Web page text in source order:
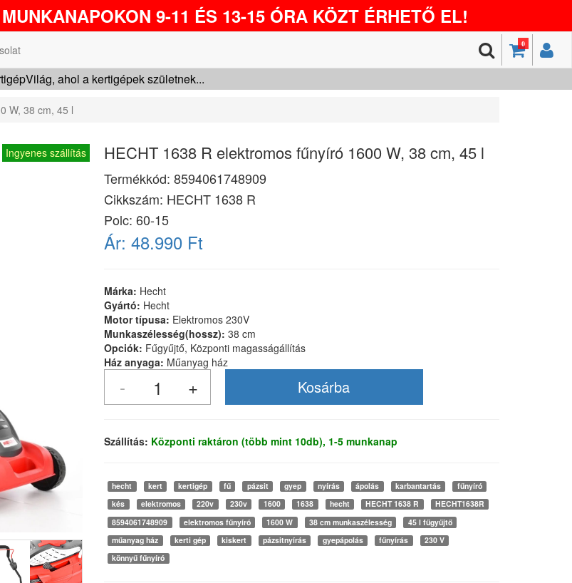
9-11 ÉS 13-15 ÓRA KÖZT ÉRHETŐ EL!
0
ahol a kertigépek születnek...
W, 38 cm, 45 l
Ingyenes szállítás HECHT 1638 R elektromos fűnyíró 1600 W, 38 cm, 45 l
Termékkód: 8594061748909
Cikkszám: HECHT 1638 R
Polc: 60-15
Ár: 48.990 Ft
Márka: Hecht
Gyártó: Hecht
Motor típusa: Elektromos 230V
Munkaszélesség(hossz): 38 cm
Opciók: Fűgyűjtő, Központi magasságállítás
Ház anyaga: Műanyag ház
Szállítás: Központi raktáron (több mint 10db), 1-5 munkanap
hecht kert kertigép fű pázsit gyep nyírás ápolás karbantartás
fűnyíró
kés
elektromos 220v 230v 1600 1638 hecht HECHT 1638 R
HECHT1638R
8594061748909
elektromos fűnyíró 1600 W 38 cm munkaszélesség
45 l fűgyűjtő
műanyag ház
kerti gép kiskert pázsitnyírás gyepápolás fűnyírás
230 V
könnyű fűnyíró